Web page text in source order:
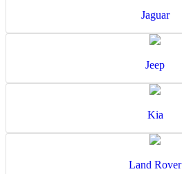
Jaguar
Jeep
Kia
Land Rover